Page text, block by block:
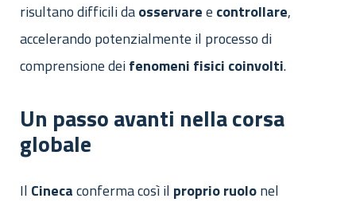
risultano difficili daosservaree controllare,
accelerando potenzialmente il processo di
comprensione deifenomeni fisici coinvolti.
Un passo avanti nella corsa
globale
Il Cinecaconferma così il proprioruolonel